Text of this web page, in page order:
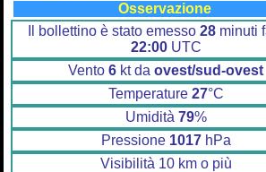
Osservazione
Il bollettino è stato emesso 28 minuti
22:00UTC
Vento 6 kt da ovest/sud-ovest
Temperature 27°C
Umidità 79%
Pressione 1017hPa
Visibilità 10 km o più